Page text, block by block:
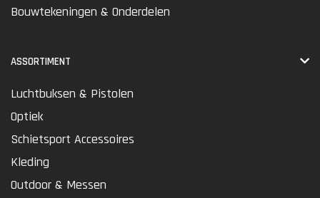
Bouwtekeningen & Onderdelen
ASSORTIMENT
Luchtbuksen & Pistolen
Optiek
Schietsport Accessoires
Kleding
Outdoor & Messen